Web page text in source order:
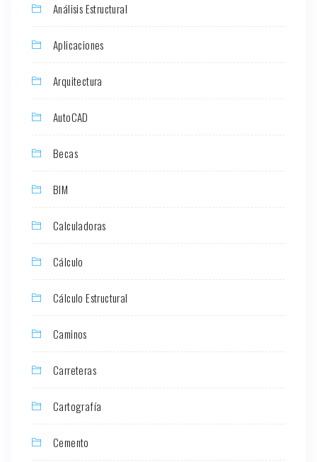
Análisis Estructural
Aplicaciones
Arquitectura
AutoCAD
Becas
BIM
Calculadoras
Cálculo
Cálculo Estructural
Caminos
Carreteras
Cartografía
Cemento